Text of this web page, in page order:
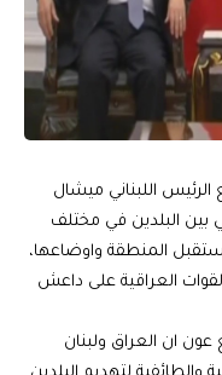
اللبناني ميشال
بين البلدين في مختلف
المنطقة واوضاعها،
العراقية على داعش
ان العراق ولبنان